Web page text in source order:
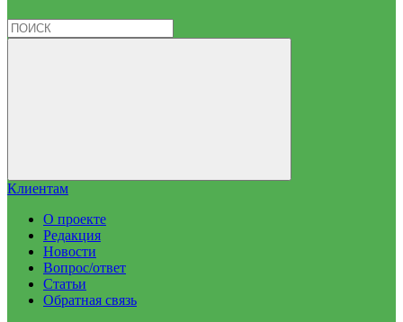
Клиентам
О проекте
Редакция
Новости
Вопрос/ответ
Статьи
Обратная связь